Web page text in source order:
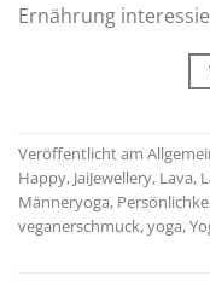
Ernährung
Veröffentlicht am
Happy, JaiJewellery, Lava,
Männeryoga,
veganerschmuck,yoga,